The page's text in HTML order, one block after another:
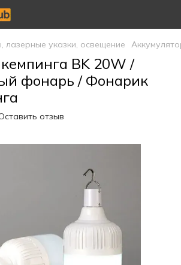
указки, освещение
BK 20W /
фонарь / Фонарик
отзыв